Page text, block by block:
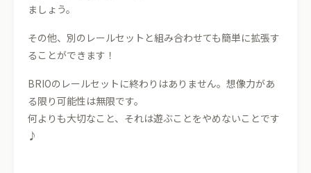
ましょう。
その他、別のレールセットと組み合わせても簡単に拡張す
ることができます！
BRIOのレールセットに終わりはありません。想像力があ
る限り可能性は無限です。
何よりも大切なこと、それは遊ぶことをやめないことです
♪